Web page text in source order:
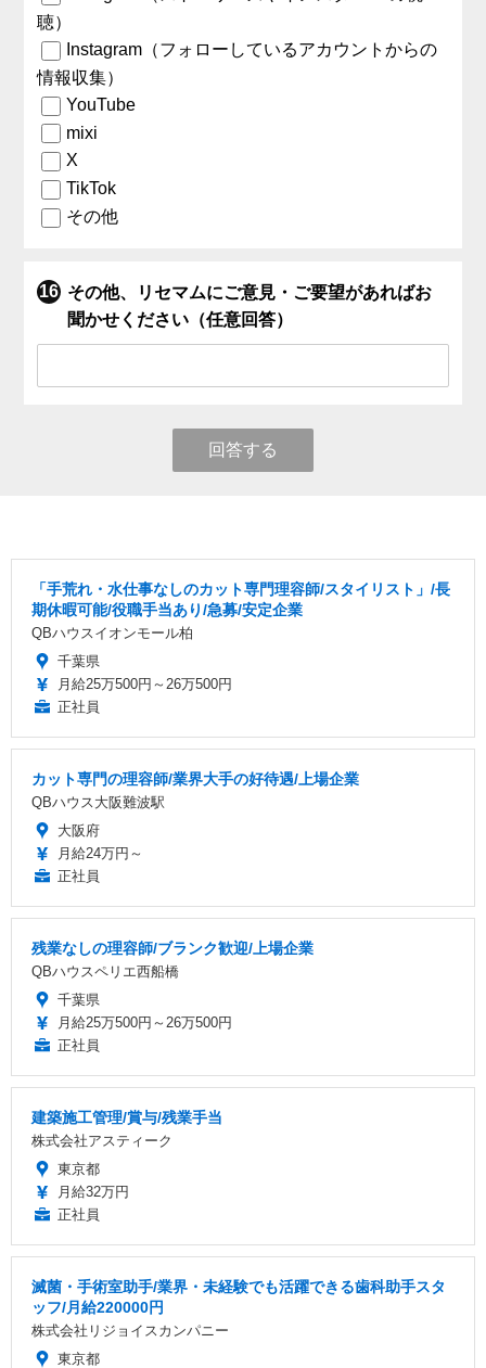
聴）
Instagram（フォローしているアカウントからの
情報収集）
YouTube
mixi
X
TikTok
その他
その他、リセマムにご意見・ご要望があればお
聞かせください（任意回答）
回答する
「手荒れ・水仕事なしのカット専門理容師/スタイリスト」/長
期休暇可能/役職手当あり/急募/安定企業
QBハウスイオンモール柏
千葉県
月給25万500円～26万500円
正社員
カット専門の理容師/業界大手の好待遇/上場企業
QBハウス大阪難波駅
大阪府
月給24万円～
正社員
残業なしの理容師/ブランク歓迎/上場企業
QBハウスペリエ西船橋
千葉県
月給25万500円～26万500円
正社員
建築施工管理/賞与/残業手当
株式会社アスティーク
東京都
月給32万円
正社員
滅菌・手術室助手/業界・未経験でも活躍できる歯科助手スタ
ッフ/月給220000円
株式会社リジョイスカンパニー
東京都